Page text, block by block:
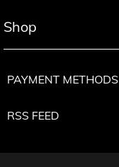
Shop
PAYMENT METHODS
RSS FEED